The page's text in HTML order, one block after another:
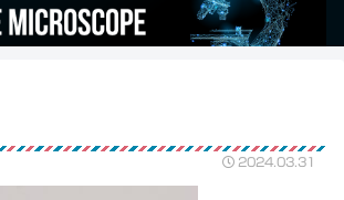
2024.03.31